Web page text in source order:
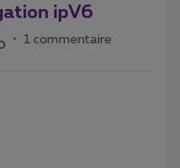
ipV6
1 commentaire